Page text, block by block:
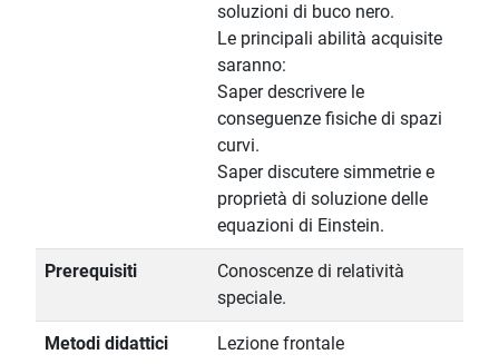
soluzioni di buco nero.
Le principali abilità acquisite
saranno:
Saper descrivere le
conseguenze fisiche di spazi
curvi.
Saper discutere simmetrie e
proprietà di soluzione delle
equazioni di Einstein.
Prerequisiti
Conoscenze di relatività
speciale.
Metodi didattici Lezione frontale